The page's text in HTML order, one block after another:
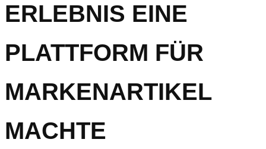
ERLEBNIS EINE
PLATTFORM FÜR
MARKENARTIKEL
MACHTE